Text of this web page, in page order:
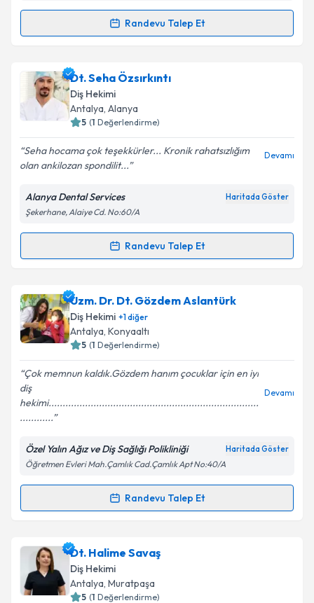
Takvim Talebini Gönder
Randevu Talep Et
Randevu Takvimi Talebi
Dr. Dt. Harun Canoğluiçin randevu takvimi talebi
oluşturun. Size bu uzmandan randevu almanız için bir
takvim hazırlandığında e-posta ile bilgilendireceğiz.
Kişisel verilerimin işlenmesine ilişkin
Aydınlatma
Metni'ni okudum ve kişisel verilerimin belirtilen
kapsamda işlenmesini kabul ediyorum.
Dt. Seha Özsırkıntı
Diş Hekimi
Antalya, Alanya
5 (1 Değerlendirme)
Seha hocama çok teşekkürler... Kronik rahatsızlığım
olan ankilozan spondilit...
Devamı
Alanya Dental Services Haritada Göster
Şekerhane, Alaiye Cd. No:60/A
Randevu Talep Et
Randevu Takvimi Talebi
Dt. Seha Özsırkıntıiçin randevu takvimi talebi
oluşturun. Size bu uzmandan randevu almanız için bir
takvim hazırlandığında e-posta ile bilgilendireceğiz.
kapsamda işlenmesini kabul ediyorum.
Takvim Talebini Gönder
Uzm. Dr. Dt. Gözdem Aslantürk
Diş Hekimi +1diğer
Antalya, Konyaaltı
5 (1 Değerlendirme)
Çok memnun kaldık.Gözdem hanım çocuklar için en iyi
diş
hekimi...........................................................................
............
Devamı
Özel Yalın Ağız ve Diş Sağlığı Polikliniği Haritada Göster
Öğretmen Evleri Mah.Çamlık Cad.Çamlık Apt No:40/A
Randevu Talep Et
Randevu Takvimi Talebi
Uzm. Dr. Dt. Gözdem Aslantürk
takvimi talebi oluşturun. Size bu uzmandan randevu
almanız için bir takvim hazırlandığında e-posta ile
bilgilendireceğiz.
Dt. Halime Savaş
Diş Hekimi
Antalya, Muratpaşa
5 (1 Değerlendirme)